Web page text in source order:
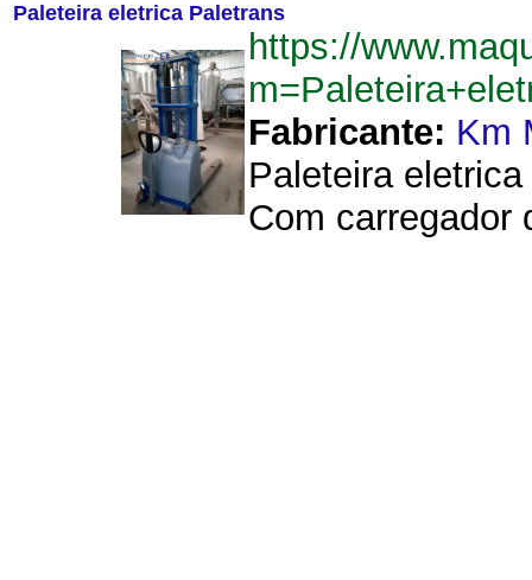
Paleteira eletrica Paletrans
https://
Fabricante: Km
Paleteira
Com carregador